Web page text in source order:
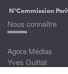
N°Commission
Nous connaître
Agora Médias
Yves Guittat